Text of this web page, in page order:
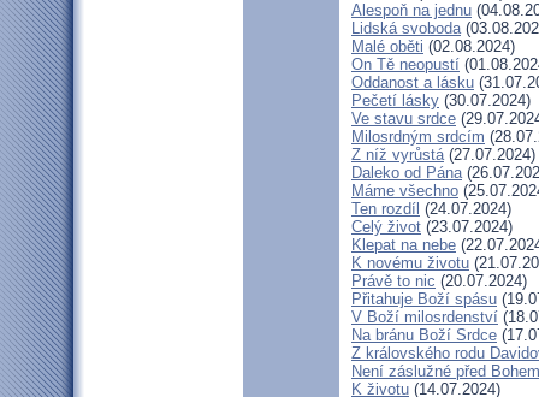
Alespoň na jednu
Lidská svoboda
Malé oběti (02.08.2024)
On Tě neopustí
Oddanost a lásku
Pečetí lásky (30.07.2024)
Ve stavu srdce
Milosrdným srdcím
Z níž vyrůstá(27.07.2024)
Daleko od Pána
Máme všechno
Ten rozdíl (24.07.2024)
Celý život (23.07.2024)
Klepat na nebe
K novému životu
Právě to nic (20.07.2024)
Přitahuje Boží spásu
V Boží milosrdenství
Na bránu Boží Srdce
Z královského rodu
Není záslužné před Bohem
K životu (14.07.2024)